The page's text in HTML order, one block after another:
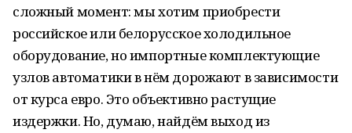
сложный момент: мы хотим приобрести
российское или белорусское холодильное
оборудование, но импортные комплектующие
узлов автоматики в нём дорожают в зависимости
от курса евро. Это объективно растущие
издержки. Но, думаю, найдём выход из